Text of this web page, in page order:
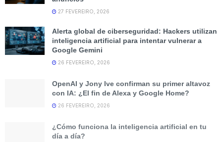
27 FEVEREIRO, 2026
Alerta global de ciberseguridad: Hackers utilizan
inteligencia artificial para intentar vulnerar a
Google Gemini
26 FEVEREIRO, 2026
OpenAI y Jony Ive confirman su primer altavoz
con IA: ¿El fin de Alexa y Google Home?
26 FEVEREIRO, 2026
¿Cómo funciona la inteligencia artificial en tu
día a día?